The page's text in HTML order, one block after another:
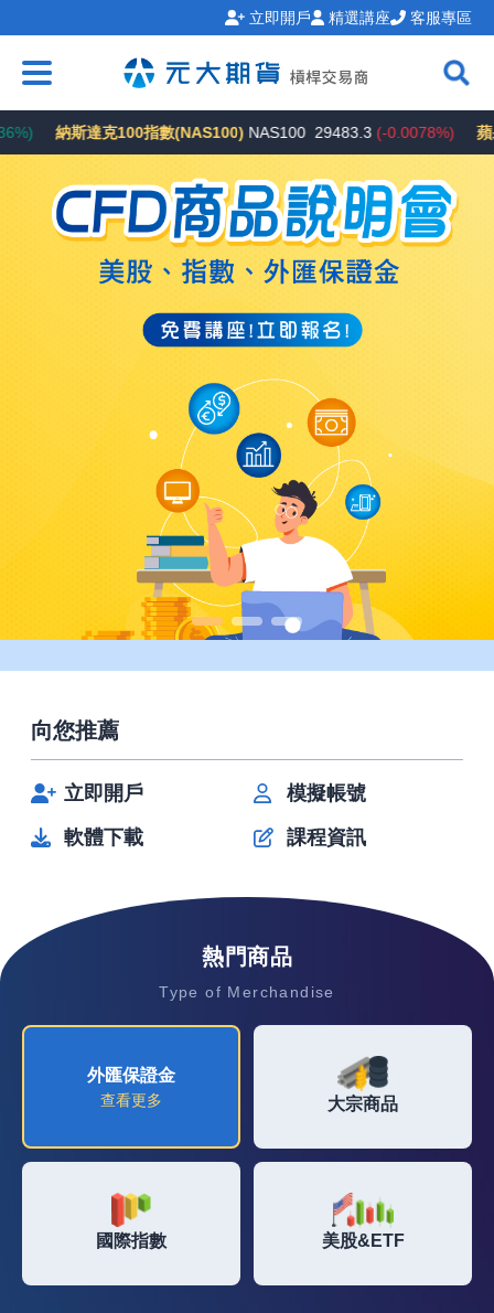
立即開戶 精選講座 客服專區
納斯達克100指數(NAS100) NAS100 29483.3 (-0.0078%) 蘋果
向您推薦
立即開戶
模擬帳號
軟體下載
課程資訊
熱門商品
Type of Merchandise
外匯保證金
查看更多
外匯保證金
查看資訊 大宗商品
大宗商品
查看資訊
國際指數
國際指數
查看資訊 美股&ETF
美股&ETF
查看資訊